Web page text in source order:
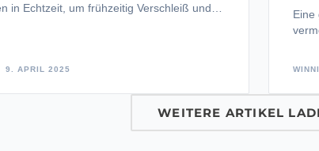
in Echtzeit, um frühzeitig Verschleiß und
9. APRIL 2025
Eine
WEITERE ARTIKEL